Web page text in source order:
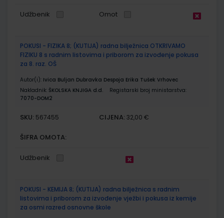
Udžbenik Omot
POKUSI - FIZIKA 8; (KUTIJA) radna bilježnica OTKRIVAMO
FIZIKU 8 s radnim listovima i priborom za izvođenje pokusa
za 8. raz. OŠ
Autor(i): Ivica Buljan Dubravka Despoja Erika Tušek Vrhovec
Nakladnik: ŠKOLSKA KNJIGA d.d.
Registarski broj ministarstva:
7070-DOM2
SKU: 567455 CIJENA: 32,00 €
ŠIFRA OMOTA:
Udžbenik
POKUSI - KEMIJA 8; (KUTIJA) radna bilježnica s radnim
listovima i priborom za izvođenje vježbi i pokusa iz kemije
za osmi razred osnovne škole